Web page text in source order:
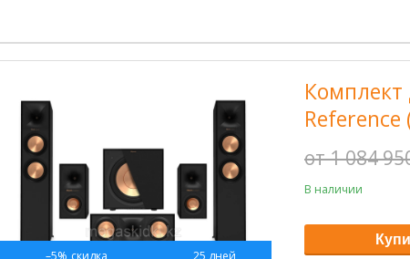
–5% 25 дней
от 1 084
В наличии